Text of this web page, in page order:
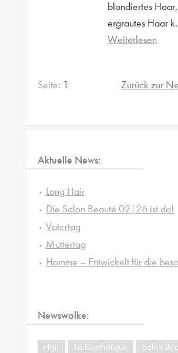
blondiertes
ergrautes Haar
Weiterlesen
Seite: 1 Zurück zur
Aktuelle News:
Long Hair
Die Salon Beauté 02|26 ist da!
Vatertag
Muttertag
Homme – Entwickelt für die besonderen Ansprüche von
Newswolke:
Hair La Biosthetique
Salon